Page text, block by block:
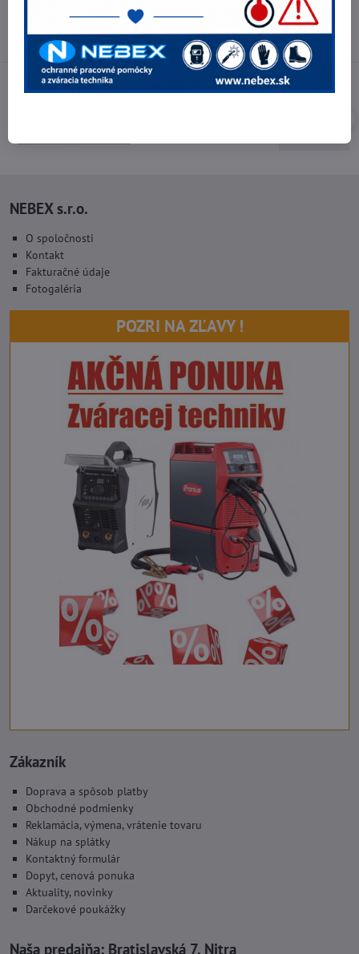
(obed 11:30 - 12:30 hod.)
NEBEX s.r.o.
O spoločnosti
Kontakt
Fakturačné údaje
Fotogaléria
POZRI NA ZĽAVY !
Zákazník
Doprava a spôsob platby
Obchodné podmienky
Reklamácia, výmena, vrátenie tovaru
Nákup na splátky
Kontaktný formulár
Dopyt, cenová ponuka
Aktuality, novinky
Darčekové poukážky
Naša predajňa: Bratislavská 7, Nitra